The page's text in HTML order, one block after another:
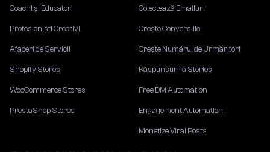
Coachi și Educatori
Profesioniști Creativi
Afaceri de Servicii
Shopify Stores
WooCommerce Stores
PrestaShop Stores
Colectează Emailuri
Crește Conversiile
Crește Numărul de Urmăritori
Răspunsuri la Stories
Free DM Automation
Engagement Automation
Monetize Viral Posts